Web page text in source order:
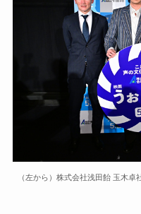
（左から）株式会社浅田飴 玉木